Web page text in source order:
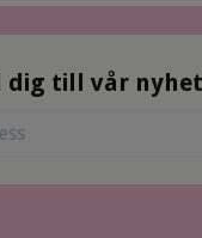
dig till vår